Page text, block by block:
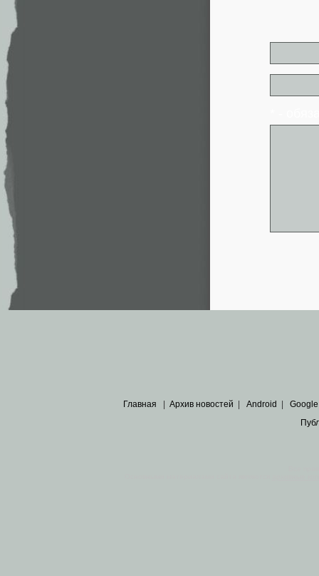
Главная Архив новостей Android Google